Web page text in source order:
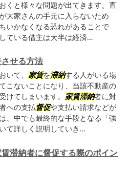
くと様々な問題が出てきます。直
大家さんの手元に入らないため
いかなくなる恐れがあることで
ている借主は大半は経済...
せる方法
いて、 家賃を滞納する人がいる場
こないことになり、当該不動産の
けてしまいます。 家賃滞納者に対
への支払督促や支払い請求などが
、中でも最終的な手段となる「強
て詳しく説明していき...
賃滞納者に督促する際のポイン